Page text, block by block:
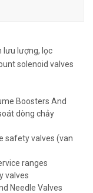
lưu lượng, lọc
solenoid valves
Boosters And
dòng chảy
safety valves (van
ranges
valves
Needle Valves